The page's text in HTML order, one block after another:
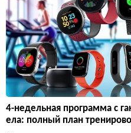
4-недельная программа с
ела: полный план